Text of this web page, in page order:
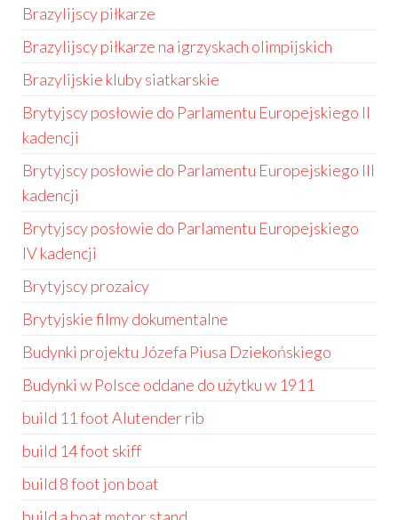
Brazylijscy piłkarze
Brazylijscy piłkarze na igrzyskach olimpijskich
Brazylijskie kluby siatkarskie
Brytyjscy posłowie do Parlamentu Europejskiego II
kadencji
Brytyjscy posłowie do Parlamentu Europejskiego III
kadencji
Brytyjscy posłowie do Parlamentu Europejskiego
IV kadencji
Brytyjscy prozaicy
Brytyjskie filmy dokumentalne
Budynki projektu Józefa Piusa Dziekońskiego
Budynki w Polsce oddane do użytku w 1911
build 11 foot Alutender rib
build 14 foot skiff
build 8 foot jon boat